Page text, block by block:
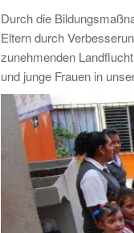
Durch die
Eltern durch
zunehmenden
und junge Frauen in